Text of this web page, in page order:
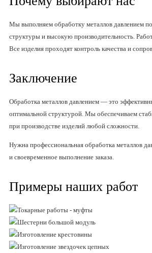
Мы выполняем обработку металлов давлением
структуры и высокую производительность.
Все изделия проходят контроль качества и
Заключение
Обработка металлов давлением — это
оптимальной структурой. Мы обеспечиваем
при производстве изделий любой сложности.
Нужна профессиональная обработка металлов
и своевременное выполнение заказа.
Примеры наших работ